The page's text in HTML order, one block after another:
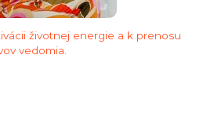
životnej energie a k prenosu
vedomia.